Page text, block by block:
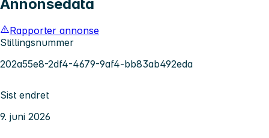
Annonsedata
Rapporter annonse
Stillingsnummer
202a55e8-2df4-4679-9af4-bb83ab492eda
Sist endret
9. juni 2026